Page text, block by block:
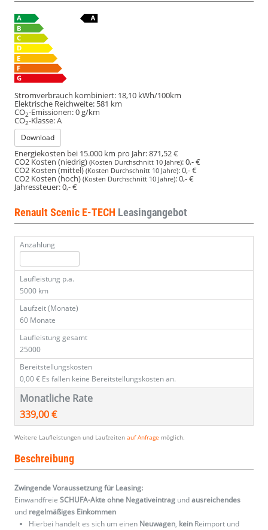
Stromverbrauch kombiniert: 18,10 kWh/100km
Elektrische Reichweite: 581 km
CO2-Emissionen:0 g/km
CO2-Klasse:A
Download
Energiekosten bei 15.000 km pro Jahr:871,52 €
CO2 Kosten (niedrig) (Kosten Durchschnitt 10 Jahre):0,- €
CO2 Kosten (mittel)(Kosten Durchschnitt 10 Jahre):0,- €
CO2 Kosten (hoch) (Kosten Durchschnitt 10 Jahre):0,- €
Jahressteuer:0,- €
Renault Scenic E-TECH Leasingangebot
Anzahlung
Laufleistung p.a.
5000 km
Laufzeit (Monate)
60 Monate
Laufleistung gesamt
25000
Bereitstellungskosten
0,00 € Es fallen keine Bereitstellungskosten an.
Monatliche Rate
339,00 €
Weitere Laufleistungen und Laufzeiten auf Anfrage möglich.
Beschreibung
Zwingende Voraussetzung für Leasing:
Einwandfreie SCHUFA-Akte ohne Negativeintrag undausreichendes
und regelmäßiges Einkommen
Hierbei handelt es sich um einen Neuwagen, kein Reimport und